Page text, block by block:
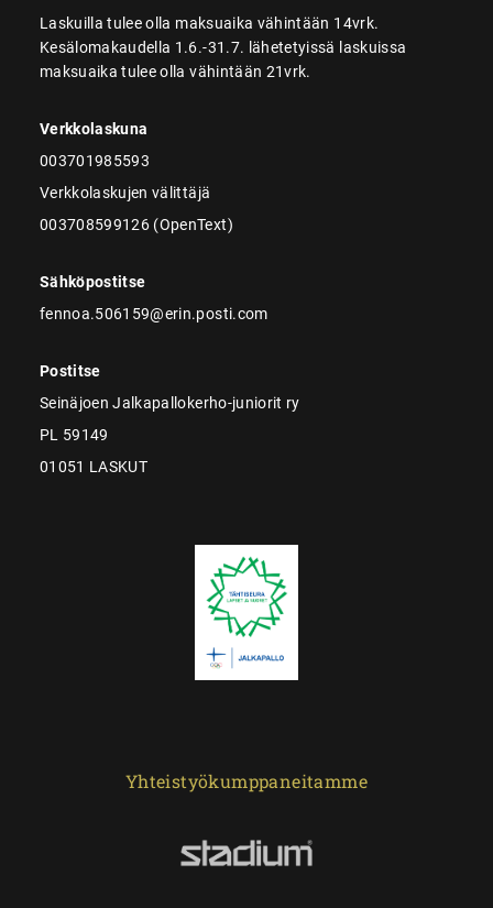
Laskuilla tulee olla maksuaika vähintään 14vrk.
Kesälomakaudella 1.6.-31.7. lähetetyissä laskuissa
maksuaika tulee olla vähintään 21vrk.
Verkkolaskuna
003701985593
Verkkolaskujen välittäjä
003708599126 (OpenText)
Sähköpostitse
fennoa.506159@erin.posti.com
Postitse
Seinäjoen Jalkapallokerho-juniorit ry
PL 59149
01051 LASKUT
Yhteistyökumppaneitamme